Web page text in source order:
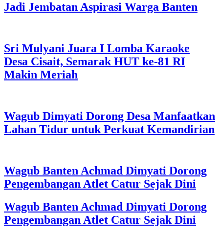
Jadi Jembatan Aspirasi Warga Banten
Sri Mulyani Juara I Lomba Karaoke
Desa Cisait, Semarak HUT ke-81 RI
Makin Meriah
Wagub Dimyati Dorong Desa Manfaatkan
Lahan Tidur untuk Perkuat Kemandirian
Wagub Banten Achmad Dimyati Dorong
Pengembangan Atlet Catur Sejak Dini
Wagub Banten Achmad Dimyati Dorong
Pengembangan Atlet Catur Sejak Dini